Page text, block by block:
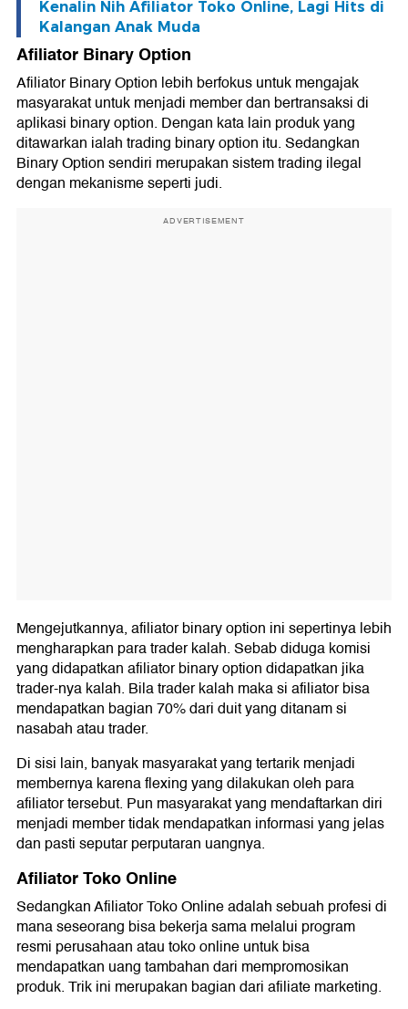
Kenalin Nih Afiliator Toko Online, Lagi Hits di
Kalangan Anak Muda
Afiliator Binary Option
Afiliator Binary Option lebih berfokus untuk mengajak
masyarakat untuk menjadi member dan bertransaksi di
aplikasi binary option. Dengan kata lain produk yang
ditawarkan ialah trading binary option itu. Sedangkan
Binary Option sendiri merupakan sistem trading ilegal
dengan mekanisme seperti judi.
ADVERTISEMENT
Mengejutkannya, afiliator binary option ini sepertinya lebih
mengharapkan para trader kalah. Sebab diduga komisi
yang didapatkan afiliator binary option didapatkan jika
trader-nya kalah. Bila trader kalah maka si afiliator bisa
mendapatkan bagian 70% dari duit yang ditanam si
nasabah atau trader.
Di sisi lain, banyak masyarakat yang tertarik menjadi
membernya karena flexing yang dilakukan oleh para
afiliator tersebut. Pun masyarakat yang mendaftarkan diri
menjadi member tidak mendapatkan informasi yang jelas
dan pasti seputar perputaran uangnya.
Afiliator Toko Online
Sedangkan Afiliator Toko Online adalah sebuah profesi di
mana seseorang bisa bekerja sama melalui program
resmi perusahaan atau toko online untuk bisa
mendapatkan uang tambahan dari mempromosikan
produk. Trik ini merupakan bagian dari afiliate marketing.